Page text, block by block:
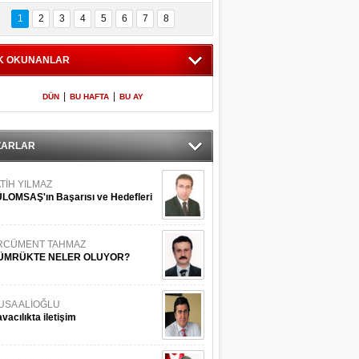
İstanbul
Adaları
600 milletvekilinin
listesi
1 2 3 4 5 6 7 8
OKUNANLAR
DÜN BU HAFTA BU AY
YILMAZ
Başarısı ve Hedefleri
TAHMAZ
NELER OLUYOR?
ALİOĞLU
iletişim